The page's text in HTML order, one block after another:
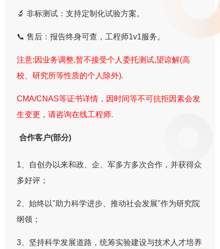
🔬 非标测试：支持定制化试验方案。
📞 售后：报告终身可查，工程师1v1服务。
注意:因业务调整,暂不接受个人委托测试,望谅解(高
校、研究所等性质的个人除外).
CMA/CNAS等证书详情，因时间等不可抗拒因素会发
生变更，请咨询在线工程师.
合作客户(部分)
1、自创办以来和政、企、军多方多次合作，并获得众
多好评；
2、始终以"助力科学进步、推动社会发展"作为研究院
纲领；
3、坚持科学发展道路，统筹实验建设与技术人才培养